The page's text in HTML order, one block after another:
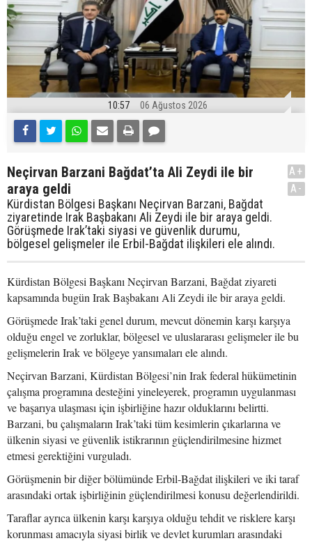
10:57 06 Ağustos 2026
Neçirvan Barzani Bağdat’ta Ali Zeydi ile bir
araya geldi
Kürdistan Bölgesi Başkanı Neçirvan Barzani, Bağdat
ziyaretinde Irak Başbakanı Ali Zeydi ile bir araya geldi.
Görüşmede Irak’taki siyasi ve güvenlik durumu,
bölgesel gelişmeler ile Erbil-Bağdat ilişkileri ele alındı.
A+
A-
Kürdistan Bölgesi Başkanı Neçirvan Barzani, Bağdat ziyareti
kapsamında bugün Irak Başbakanı Ali Zeydi ile bir araya geldi.
Görüşmede Irak’taki genel durum, mevcut dönemin karşı karşıya
olduğu engel ve zorluklar, bölgesel ve uluslararası gelişmeler ile bu
gelişmelerin Irak ve bölgeye yansımaları ele alındı.
Neçirvan Barzani, Kürdistan Bölgesi’nin Irak federal hükümetinin
çalışma programına desteğini yineleyerek, programın uygulanması
ve başarıya ulaşması için işbirliğine hazır olduklarını belirtti.
Barzani, bu çalışmaların Irak’taki tüm kesimlerin çıkarlarına ve
ülkenin siyasi ve güvenlik istikrarının güçlendirilmesine hizmet
etmesi gerektiğini vurguladı.
Görüşmenin bir diğer bölümünde Erbil-Bağdat ilişkileri ve iki taraf
arasındaki ortak işbirliğinin güçlendirilmesi konusu değerlendirildi.
Taraflar ayrıca ülkenin karşı karşıya olduğu tehdit ve risklere karşı
korunması amacıyla siyasi birlik ve devlet kurumları arasındaki